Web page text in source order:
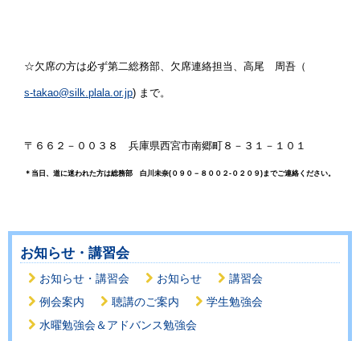
☆欠席の方は必ず第二総務部、欠席連絡担当、高尾 周吾（
s-takao@silk.plala.or.jp) まで。
〒６６２－００３８ 兵庫県西宮市南郷町８－３１－１０１
＊当日、道に迷われた方は総務部 白川未奈(０９０－８００２-０２０９)までご連絡ください。
お知らせ・講習会
お知らせ・講習会 お知らせ
講習会
例会案内
聴講のご案内
学生勉強会
水曜勉強会＆アドバンス勉強会